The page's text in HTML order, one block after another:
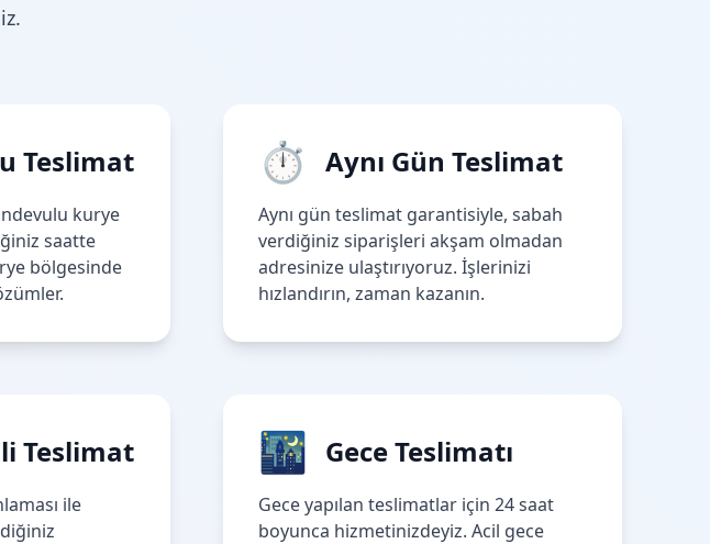
Teslimat
kurye
saatte
bölgesinde
⏱ Aynı Gün Teslimat
Aynı gün teslimat garantisiyle, sabah
verdiğiniz siparişleri akşam olmadan
adresinize ulaştırıyoruz. İşlerinizi
hızlandırın, zaman kazanın.
Teslimat
ile
🌃 Gece Teslimatı
Gece yapılan teslimatlar için 24 saat
boyunca hizmetinizdeyiz. Acil gece